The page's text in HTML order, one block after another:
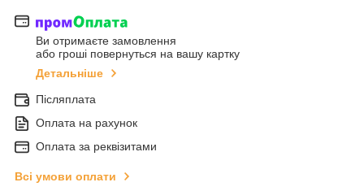
Ви отримаєте замовлення
або гроші повернуться на вашу картку
Детальніше
Післяплата
Оплата на рахунок
Оплата за реквізитами
Всі умови оплати